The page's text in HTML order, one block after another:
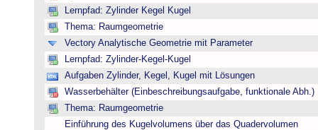
Lernpfad: Zylinder Kegel Kugel
Thema: Raumgeometrie
Vectory Analytische Geometrie mit Parameter
Lernpfad: Zylinder-Kegel-Kugel
Aufgaben Zylinder, Kegel, Kugel mit Lösungen
Wasserbehälter (Einbeschreibungsaufgabe, funktionale Abh.)
Thema: Raumgeometrie
Einführung des Kugelvolumens über das Quadervolumen